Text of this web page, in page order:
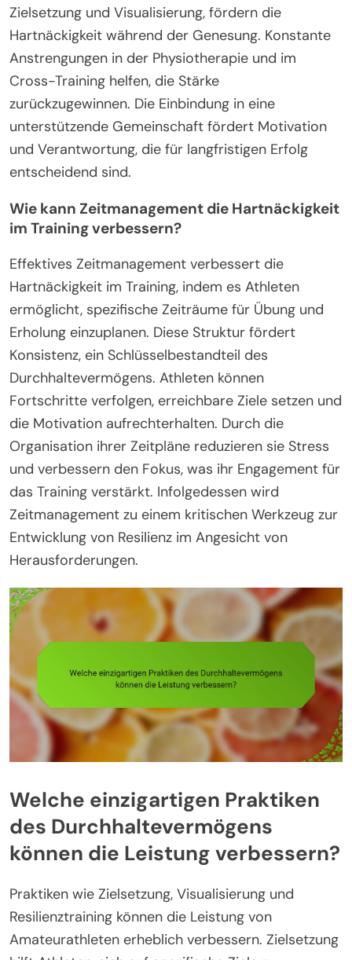
Zielsetzung und Visualisierung, fördern die
Hartnäckigkeit während der Genesung. Konstante
Anstrengungen in der Physiotherapie und im
Cross-Training helfen, die Stärke
zurückzugewinnen. Die Einbindung in eine
unterstützende Gemeinschaft fördert Motivation
und Verantwortung, die für langfristigen Erfolg
entscheidend sind.
Wie kann Zeitmanagement die Hartnäckigkeit
im Training verbessern?
Effektives Zeitmanagement verbessert die
Hartnäckigkeit im Training, indem es Athleten
ermöglicht, spezifische Zeiträume für Übung und
Erholung einzuplanen. Diese Struktur fördert
Konsistenz, ein Schlüsselbestandteil des
Durchhaltevermögens. Athleten können
Fortschritte verfolgen, erreichbare Ziele setzen und
die Motivation aufrechterhalten. Durch die
Organisation ihrer Zeitpläne reduzieren sie Stress
und verbessern den Fokus, was ihr Engagement für
das Training verstärkt. Infolgedessen wird
Zeitmanagement zu einem kritischen Werkzeug zur
Entwicklung von Resilienz im Angesicht von
Herausforderungen.
Welche einzigartigen Praktiken
des Durchhaltevermögens
können die Leistung verbessern?
Praktiken wie Zielsetzung, Visualisierung und
Resilienztraining können die Leistung von
Amateurathleten erheblich verbessern. Zielsetzung